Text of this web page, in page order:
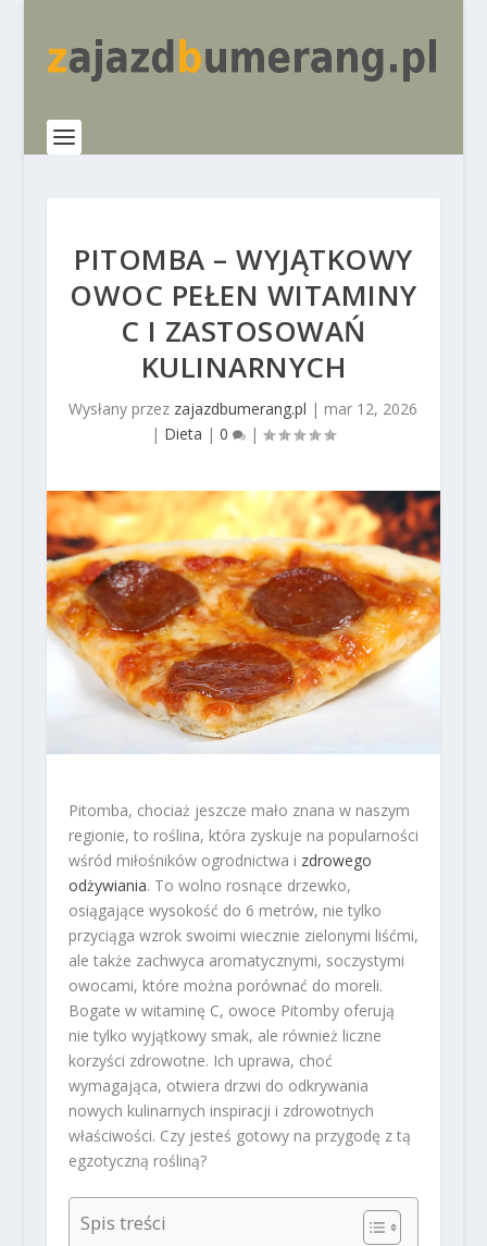
PITOMBA – WYJĄTKOWY
OWOC PEŁEN WITAMINY
C I ZASTOSOWAŃ
KULINARNYCH
Wysłany przez zajazdbumerang.pl | mar 12, 2026
| Dieta |0 |
Pitomba, chociaż jeszcze mało znana w naszym
regionie, to roślina, która zyskuje na popularności
wśród miłośników ogrodnictwa i zdrowego
odżywiania. To wolno rosnące drzewko,
osiągające wysokość do 6 metrów, nie tylko
przyciąga wzrok swoimi wiecznie zielonymi liśćmi,
ale także zachwyca aromatycznymi, soczystymi
owocami, które można porównać do moreli.
Bogate w witaminę C, owoce Pitomby oferują
nie tylko wyjątkowy smak, ale również liczne
korzyści zdrowotne. Ich uprawa, choć
wymagająca, otwiera drzwi do odkrywania
nowych kulinarnych inspiracji i zdrowotnych
właściwości. Czy jesteś gotowy na przygodę z tą
egzotyczną rośliną?
Spis treści